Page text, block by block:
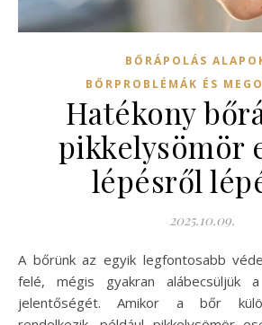
BŐRÁPOLÁS
BŐRPROBLÉMÁK ÉS
Hatékony
pikkelysömör
lépésről
2025.10.09.
A bőrünk az egyik legfontosabb védelmi vonal a külvilág
felé, mégis gyakran alábecsüljük
jelentőségét. Amikor a bőr